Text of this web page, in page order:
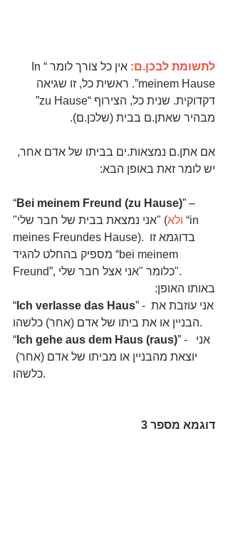
לתשומת לבכן.ם:
אין כל צורך לומר “In
meinem Hause”. ראשית כל, זו שגיאה
דקדוקית. שנית כל, הצירוף “zu Hause”
מבהיר שאתן.ם בבית (שלכן.ם).
אם אתן.ם נמצאות.ים בביתו של אדם אחר,
יש לומר זאת באופן הבא:
“Bei meinem Freund (zu Hause)” –
"אני נמצאת בבית של חבר שלי" (ולא “in
meines Freundes Hause). בדוגמא זו
מספיק בהחלט להגיד “bei meinem
Freund”, כלומר "אני אצל חבר שלי".
באותו האופן:
“ Ich verlasse das Haus” - אני עוזבת את
הבניין או את ביתו של אדם (אחר) כלשהו.
“ Ich gehe aus dem Haus (raus)” -  אני
יוצאת מהבניין או מביתו של אדם (אחר)
כלשהו.
דוגמא מספר 3